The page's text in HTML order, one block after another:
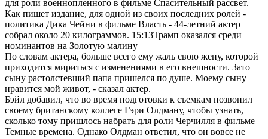
для роли военнопленного в фильме Спасительный рассвет.
Как пишет издание, для одной из своих последних ролей -
политика Дика Чейни в фильме Власть - 44-летний актер
собрал около 20 килограммов. 15:13Трамп оказался среди
номинантов на Золотую малину
По словам актера, больше всего ему жаль свою жену, которой
приходится мириться с изменениями в его внешности. Зато
сыну растолстевший папа пришелся по душе. Моему сыну
нравится мой живот, - сказал актер.
Бэйл добавил, что во время подготовки к съемкам позвонил
своему британскому коллеге Гэри Олдману, чтобы узнать,
сколько тому пришлось набрать для роли Черчилля в фильме
Темные времена. Однако Олдман ответил, что он вовсе не